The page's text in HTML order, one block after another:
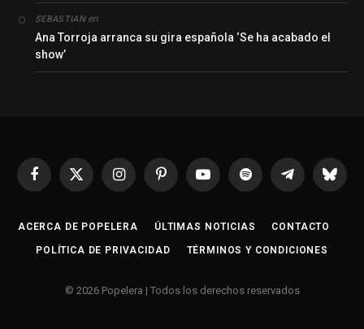
SEBASTIANen
Ana Torroja arranca su gira española ‘Se ha acabado el
show’
Facebook
X
InstagramPinterestYouTubeSpotify Telegrama
ACERCA DE POPELERA ÚLTIMAS NOTICIAS CONTACTO
POLÍTICA DE PRIVACIDAD TÉRMINOS Y CONDICIONES
© 2026 Popelera | Todos los derechos reservados